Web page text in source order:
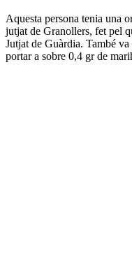
Aquesta persona tenia una
jutjat de Granollers, fet pel
Jutjat de Guàrdia. També
portar a sobre 0,4 gr de